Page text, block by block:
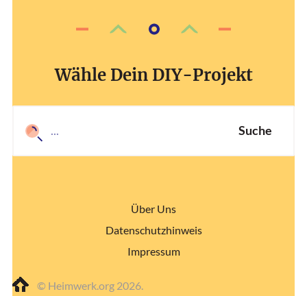
Wähle Dein DIY-Projekt
Suche
© Heimwerk.org 2026.
Über Uns
Datenschutzhinweis
Impressum